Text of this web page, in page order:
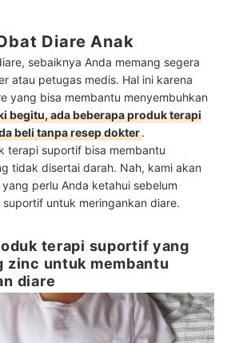
Diare Anak
sebaiknya Anda memang segera
atau petugas medis. Hal ini karena
yang bisa membantu menyembuhkan
begitu, ada beberapa produk terapi
beli tanpa resep dokter.
terapi suportif bisa membantu
tidak disertai darah. Nah, kami akan
perlu Anda ketahui sebelum
untuk meringankan diare.
terapi suportif yang
zinc untuk membantu
diare